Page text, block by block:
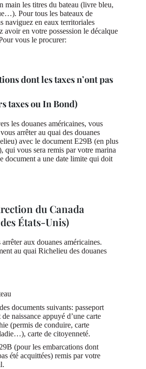
main les titres du bateau (livre bleu,
Pour tous les bateaux de
naviguez en eaux territoriales
avoir en votre possession le décalque
vous le procurer:
dont les taxes n’ont pas
taxes ou In Bond)
les douanes américaines, vous
arrêter au quai des douanes
avec le document E29B (en plus
qui vous sera remis par votre marina
document a une date limite qui doit
du Canada
États-Unis)
aux douanes américaines.
au quai Richelieu des douanes
documents suivants: passeport
naissance appuyé d’une carte
(permis de conduire, carte
carte de citoyenneté.
(pour les embarcations dont
été acquittées) remis par votre